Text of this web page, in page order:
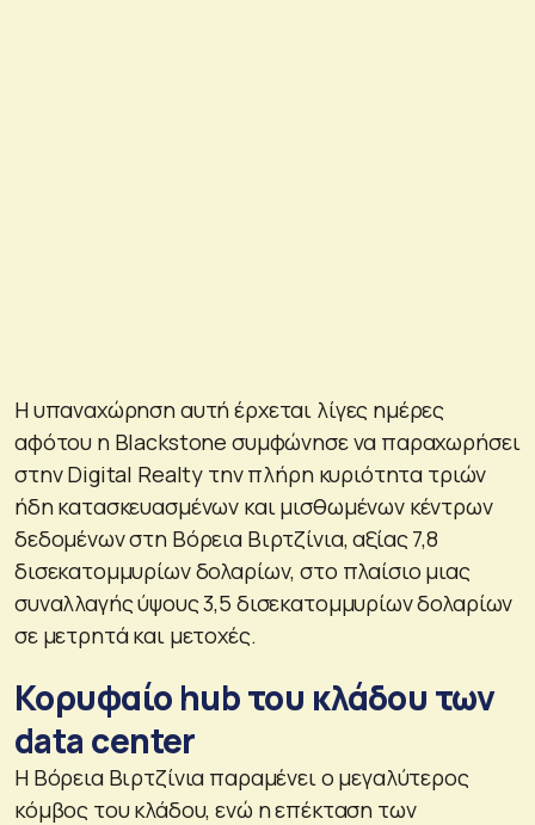
Η υπαναχώρηση αυτή έρχεται λίγες ημέρες
αφότου η Blackstone συμφώνησε να παραχωρήσει
στην Digital Realty την πλήρη κυριότητα τριών
ήδη κατασκευασμένων και μισθωμένων κέντρων
δεδομένων στη Βόρεια Βιρτζίνια, αξίας 7,8
δισεκατομμυρίων δολαρίων, στο πλαίσιο μιας
συναλλαγής ύψους 3,5 δισεκατομμυρίων δολαρίων
σε μετρητά και μετοχές.
Κορυφαίο hub του κλάδου των
data center
Η Βόρεια Βιρτζίνια παραμένει ο μεγαλύτερος
κόμβος του κλάδου, ενώ η επέκταση των